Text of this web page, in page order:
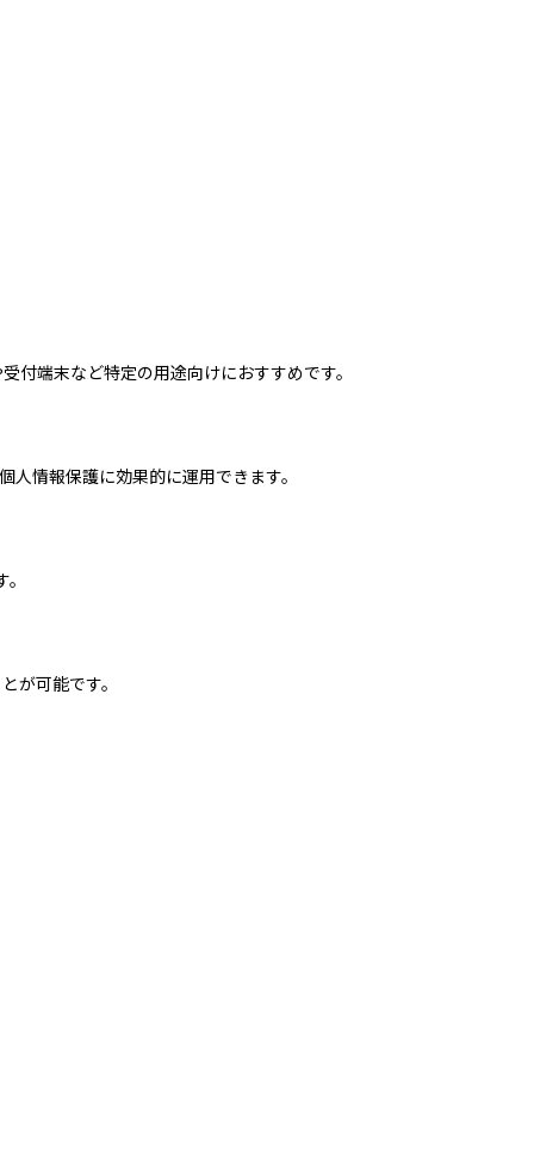
端末など特定の用途向けにおすすめです。
情報保護に効果的に運用できます。
が可能です。